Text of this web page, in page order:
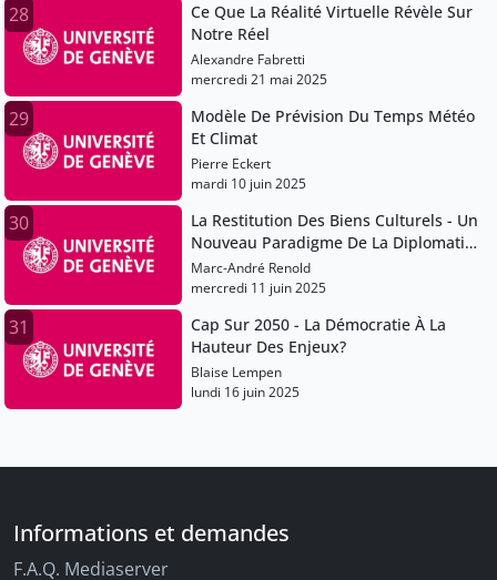
28
Ce Que La Réalité Virtuelle Révèle Sur
Notre Réel
Alexandre Fabretti
mercredi 21 mai 2025
29
Modèle De Prévision Du Temps Météo
Et Climat
Pierre Eckert
mardi 10 juin 2025
30
La Restitution Des Biens Culturels - Un
Nouveau Paradigme De La Diplomatie
Du Patrimoine
Marc-André Renold
mercredi 11 juin 2025
31
Cap Sur 2050 - La Démocratie À La
Hauteur Des Enjeux?
Blaise Lempen
lundi 16 juin 2025
Informations et demandes
F.A.Q. Mediaserver